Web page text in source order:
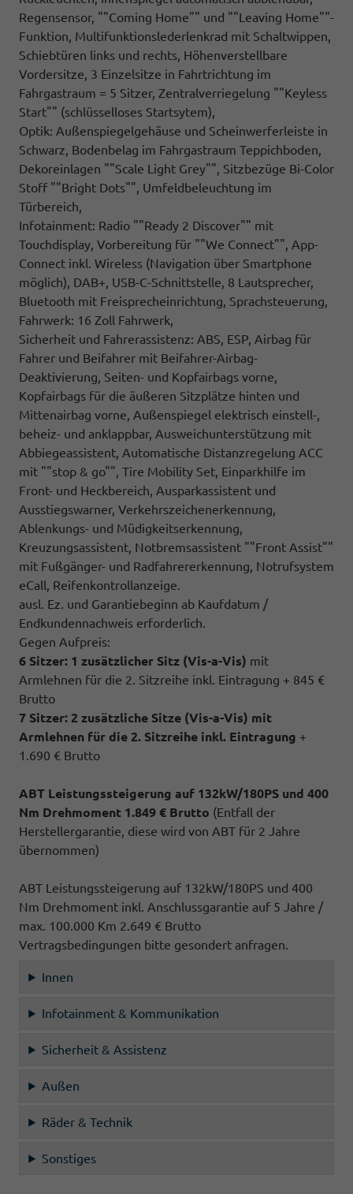
Regensensor, ""Coming Home"" und ""Leaving Home""-
Funktion, Multifunktionslederlenkrad mit Schaltwippen,
Schiebtüren links und rechts, Höhenverstellbare
Vordersitze, 3 Einzelsitze in Fahrtrichtung im
Fahrgastraum = 5 Sitzer, Zentralverriegelung ""Keyless
Start"" (schlüsselloses Startsytem),
Optik: Außenspiegelgehäuse und Scheinwerferleiste in
Schwarz, Bodenbelag im Fahrgastraum Teppichboden,
Dekoreinlagen ""Scale Light Grey"", Sitzbezüge Bi-Color
Stoff ""Bright Dots"", Umfeldbeleuchtung im
Türbereich,
Infotainment: Radio ""Ready 2 Discover"" mit
Touchdisplay, Vorbereitung für ""We Connect"", App-
Connect inkl. Wireless (Navigation über Smartphone
möglich), DAB+, USB-C-Schnittstelle, 8 Lautsprecher,
Bluetooth mit Freisprecheinrichtung, Sprachsteuerung,
Fahrwerk: 16 Zoll Fahrwerk,
Sicherheit und Fahrerassistenz: ABS, ESP, Airbag für
Fahrer und Beifahrer mit Beifahrer-Airbag-
Deaktivierung, Seiten- und Kopfairbags vorne,
Kopfairbags für die äußeren Sitzplätze hinten und
Mittenairbag vorne, Außenspiegel elektrisch einstell-,
beheiz- und anklappbar, Ausweichunterstützung mit
Abbiegeassistent, Automatische Distanzregelung ACC
mit ""stop & go"", Tire Mobility Set, Einparkhilfe im
Front- und Heckbereich, Ausparkassistent und
Ausstiegswarner, Verkehrszeichenerkennung,
Ablenkungs- und Müdigkeitserkennung,
Kreuzungsassistent, Notbremsassistent ""Front Assist""
mit Fußgänger- und Radfahrererkennung, Notrufsystem
eCall, Reifenkontrollanzeige.
ausl. Ez. und Garantiebeginn ab Kaufdatum /
Endkundennachweis erforderlich.
Gegen Aufpreis:
6 Sitzer: 1 zusätzlicher Sitz (Vis-a-Vis) mit
Armlehnen für die 2. Sitzreihe inkl. Eintragung + 845 €
Brutto
7 Sitzer: 2 zusätzliche Sitze (Vis-a-Vis) mit
Armlehnen für die 2. Sitzreihe inkl. Eintragung +
1.690 € Brutto
ABT Leistungssteigerung auf 132kW/180PS und 400
Nm Drehmoment 1.849 € Brutto (Entfall der
Herstellergarantie, diese wird von ABT für 2 Jahre
übernommen)
ABT Leistungssteigerung auf 132kW/180PS und 400
Nm Drehmoment inkl. Anschlussgarantie auf 5 Jahre /
max. 100.000 Km 2.649 € Brutto
Vertragsbedingungen bitte gesondert anfragen.
Innen
Infotainment & Kommunikation
Sicherheit & Assistenz
Außen
Räder & Technik
Sonstiges